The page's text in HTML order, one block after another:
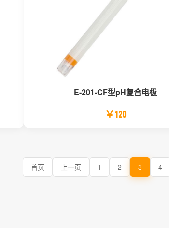
E-201-CF型pH复合电极
￥120
首页 上一页 1 2 3 4